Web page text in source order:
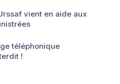
vient en aide aux
téléphonique
!